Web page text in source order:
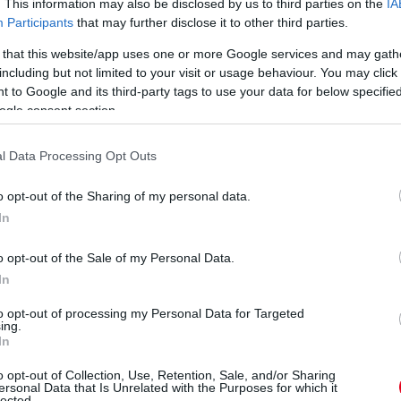
This information may also be disclosed by us to third parties on the
Participants that may further disclose it to other third parties.
that this website/app uses one or more Google services and may
but not limited to your visit or usage behaviour. You may
to Google and its third-party tags to use your data for below
consent section.
Data Processing Opt Outs
opt-out of the Sharing of my personal data.
opt-out of the Sale of my Personal Data.
opt-out of processing my Personal Data for Targeted
opt-out of Collection, Use, Retention, Sale, and/or Sharing
Data that Is Unrelated with the Purposes for which it
így alakul át a WEC-szezon vége
az Endurance-világbajnokság szervezői és az FIA:
helyszínét. Eredetileg Katar és Bahrein adott volna otthont
hiszen Katar évadnyitóként szerepelt a
miatt elhalasztották a márciusi futamot –, ehelyett viszont